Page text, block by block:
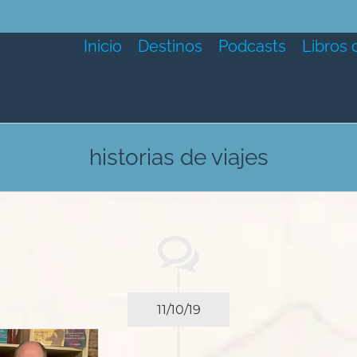
Inicio Destinos Podcasts Libros
historias de viajes
11/10/19